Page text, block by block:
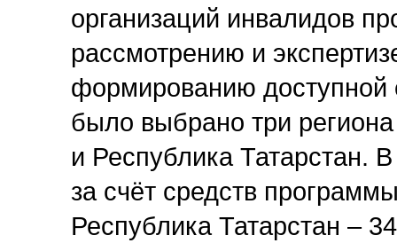
организаций инвалидов
рассмотрению и
формированию доступной
было выбрано три
и Республика Татарстан.
за счёт средств
Республика Татарстан –